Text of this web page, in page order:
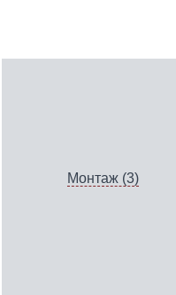
Монтаж (3)